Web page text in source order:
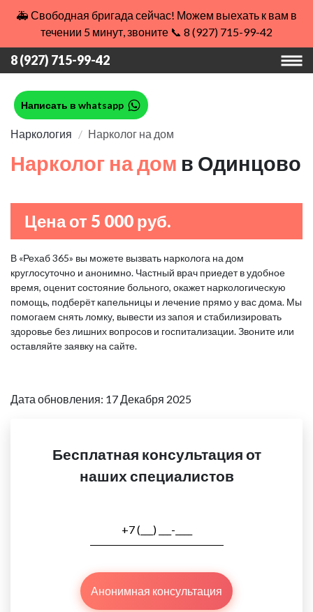
🚑 Свободная бригада сейчас! Можем выехать к вам в
течении 5 минут, звоните 📞 8 (927) 715-99-42
8 (927) 715-99-42
Написать в whatsapp
Наркология Нарколог на дом
Нарколог на дом в Одинцово
Цена от 5 000 руб.
В «Рехаб 365» вы можете вызвать нарколога на дом
круглосуточно и анонимно. Частный врач приедет в удобное
время, оценит состояние больного, окажет наркологическую
помощь, подберёт капельницы и лечение прямо у вас дома. Мы
помогаем снять ломку, вывести из запоя и стабилизировать
здоровье без лишних вопросов и госпитализации. Звоните или
оставляйте заявку на сайте.
Дата обновления: 17 Декабря 2025
Бесплатная консультация от
наших специалистов
Анонимная консультация